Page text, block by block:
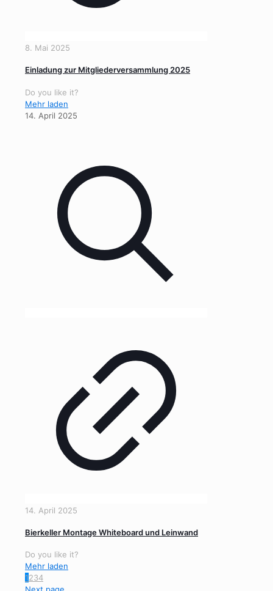
8. Mai 2025
Einladung zur Mitgliederversammlung 2025
Do you like it?
Mehr laden
14. April 2025
14. April 2025
Bierkeller Montage Whiteboard und Leinwand
Do you like it?
Mehr laden
1234